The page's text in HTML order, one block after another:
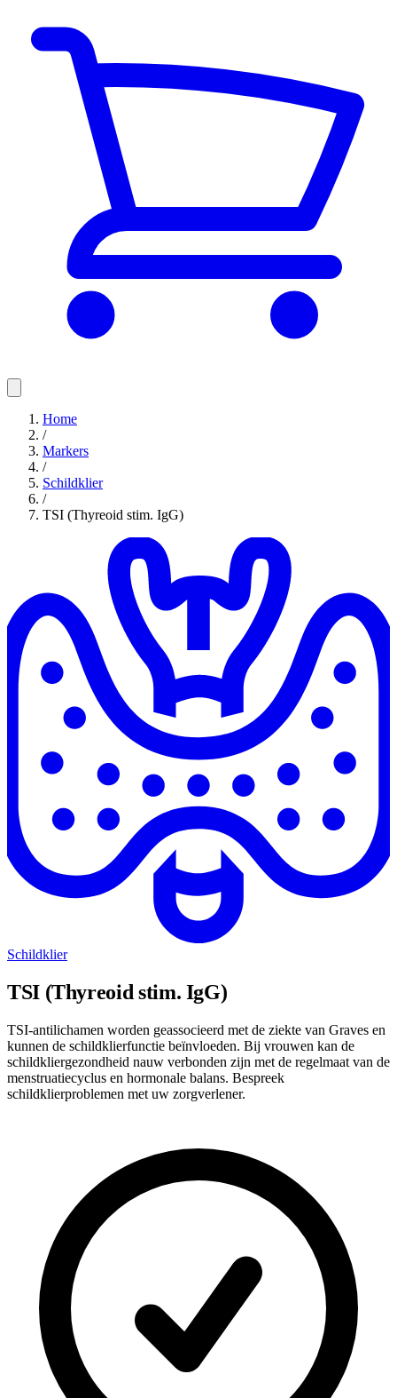
Home
/
Markers
/
Schildklier
/
TSI (Thyreoid stim. IgG)
Schildklier
TSI (Thyreoid stim. IgG)
TSI-antilichamen worden geassocieerd met de ziekte van Graves en
kunnen de schildklierfunctie beïnvloeden. Bij vrouwen kan de
schildkliergezondheid nauw verbonden zijn met de regelmaat van de
menstruatiecyclus en hormonale balans. Bespreek
schildklierproblemen met uw zorgverlener.